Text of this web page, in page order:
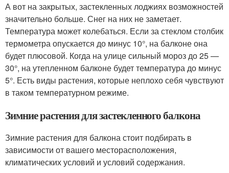
А вот на закрытых, застекленных лоджиях возможностей
значительно больше. Снег на них не заметает.
Температура может колебаться. Если за стеклом столбик
термометра опускается до минус 10°, на балконе она
будет плюсовой. Когда на улице сильный мороз до 25 —
30°, на утепленном балконе будет температура до минус
5°. Есть виды растения, которые неплохо себя чувствуют
в таком температурном режиме.
Зимние растения для застекленного балкона
Зимние растения для балкона стоит подбирать в
зависимости от вашего месторасположения,
климатических условий и условий содержания.